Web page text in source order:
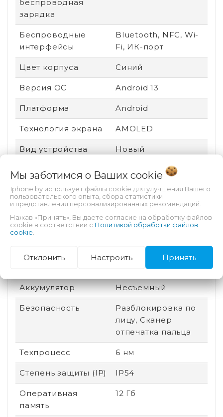
беспроводная
зарядка
Беспроводные
интерфейсы
Bluetooth, NFC, Wi-
Fi, ИК-порт
Цвет корпуса Синий
Версия ОС Android 13
Платформа Android
Технология экрана AMOLED
Вид устройства Новый
Ударопрочный
корпус
Пыле- и
влагозащита
Есть
Защита от царапин
Производитель
Mediatek
Аккумулятор Несъемный
Безопасность
Разблокировка по
лицу, Сканер
отпечатка пальца
Техпроцесс 6 нм
Степень защиты (IP) IP54
Оперативная
память
12 Гб
Мы заботимся о Ваших cookie
1phone.by использует файлы cookie для улучшения Вашего
пользовательского опыта, сбора статистики
и представления персонализированных рекомендаций.
Нажав «Принять», Вы даете согласие на обработку файлов
cookie в соответствии с Политикой обработки файлов
cookie
Отклонить Настроить Принять